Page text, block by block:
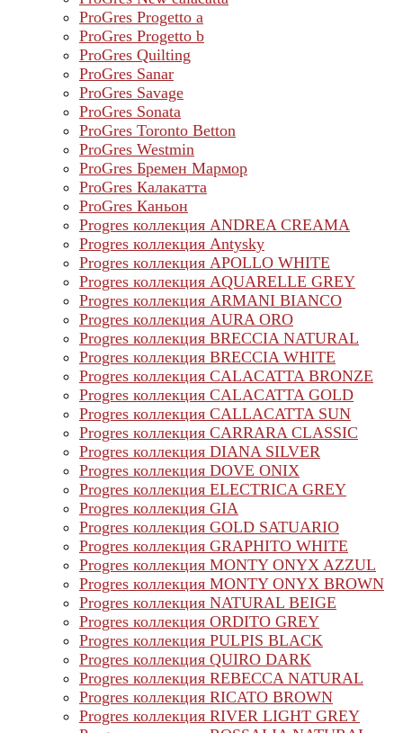
ProGres Progetto a
ProGres Progetto b
ProGres Quilting
ProGres Sanar
ProGres Savage
ProGres Sonata
ProGres Toronto Betton
ProGres Westmin
ProGres Бремен Мармор
ProGres Калакатта
ProGres Каньон
Progres коллекция ANDREA CREAMA
Progres коллекция Antysky
Progres коллекция APOLLO WHITE
Progres коллекция AQUARELLE GREY
Progres коллекция ARMANI BIANCO
Progres коллекция AURA ORO
Progres коллекция BRECCIA NATURAL
Progres коллекция BRECCIA WHITE
Progres коллекция CALACATTA BRONZE
Progres коллекция CALACATTA GOLD
Progres коллекция CALLACATTA SUN
Progres коллекция CARRARA CLASSIC
Progres коллекция DIANA SILVER
Progres коллекция DOVE ONIX
Progres коллекция ELECTRICA GREY
Progres коллекция GIA
Progres коллекция GOLD SATUARIO
Progres коллекция GRAPHITO WHITE
Progres коллекция MONTY ONYX AZZUL
Progres коллекция MONTY ONYX BROWN
Progres коллекция NATURAL BEIGE
Progres коллекция ORDITO GREY
Progres коллекция PULPIS BLACK
Progres коллекция QUIRO DARK
Progres коллекция REBECCA NATURAL
Progres коллекция RICATO BROWN
Progres коллекция RIVER LIGHT GREY